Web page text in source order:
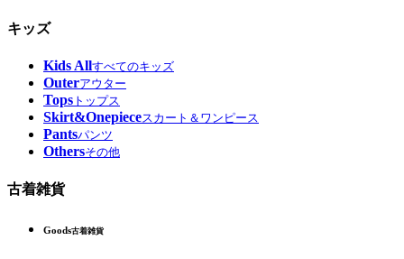
キッズ
Kids Allすべてのキッズ
Outerアウター
Tops トップス
Skirt&Onepieceスカート＆ワンピース
Pantsパンツ
Othersその他
古着雑貨
Goods古着雑貨